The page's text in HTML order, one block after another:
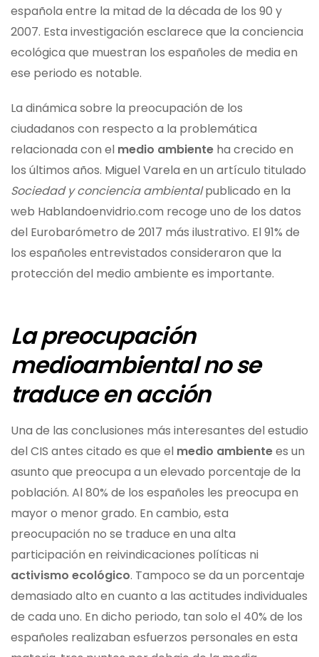
española entre la mitad de la década de los 90 y
2007. Esta investigación esclarece que la conciencia
ecológica que muestran los españoles de media en
ese periodo es notable.
La dinámica sobre la preocupación de los
ciudadanos con respecto a la problemática
relacionada con el medio ambiente ha crecido en
los últimos años. Miguel Varela en un artículo titulado
Sociedad y conciencia ambientalpublicado en la
web Hablandoenvidrio.com recoge uno de los datos
del Eurobarómetro de 2017 más ilustrativo. El 91% de
los españoles entrevistados consideraron que la
protección del medio ambiente es importante.
La preocupación
medioambiental no se
traduce en acción
Una de las conclusiones más interesantes del estudio
del CIS antes citado es que el medio ambientees un
asunto que preocupa a un elevado porcentaje de la
población. Al 80% de los españoles les preocupa en
mayor o menor grado. En cambio, esta
preocupación no se traduce en una alta
participación en reivindicaciones políticas ni
activismo ecológico. Tampoco se da un porcentaje
demasiado alto en cuanto a las actitudes individuales
de cada uno. En dicho periodo, tan solo el 40% de los
españoles realizaban esfuerzos personales en esta